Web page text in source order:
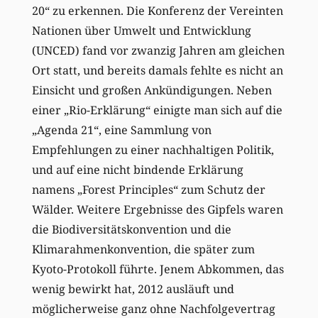
20“ zu erkennen. Die Konferenz der Vereinten
Nationen über Umwelt und Entwicklung
(UNCED) fand vor zwanzig Jahren am gleichen
Ort statt, und bereits damals fehlte es nicht an
Einsicht und großen Ankündigungen. Neben
einer „Rio-Erklärung“ einigte man sich auf die
„Agenda 21“, eine Sammlung von
Empfehlungen zu einer nachhaltigen Politik,
und auf eine nicht bindende Erklärung
namens „Forest Principles“ zum Schutz der
Wälder. Weitere Ergebnisse des Gipfels waren
die Biodiversitätskonvention und die
Klimarahmenkonvention, die später zum
Kyoto-Protokoll führte. Jenem Abkommen, das
wenig bewirkt hat, 2012 ausläuft und
möglicherweise ganz ohne Nachfolgevertrag